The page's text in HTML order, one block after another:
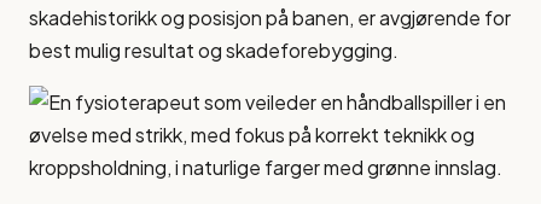
skadehistorikk og posisjon på banen, er avgjørende for
best mulig resultat og skadeforebygging.